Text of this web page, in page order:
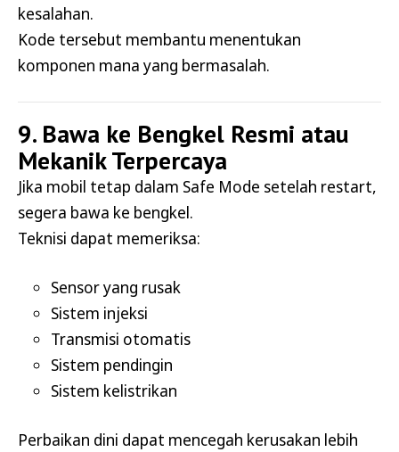
kesalahan.
Kode tersebut membantu menentukan
komponen mana yang bermasalah.
9. Bawa ke Bengkel Resmi atau
Mekanik Terpercaya
Jika mobil tetap dalam Safe Mode setelah restart,
segera bawa ke bengkel.
Teknisi dapat memeriksa:
Sensor yang rusak
Sistem injeksi
Transmisi otomatis
Sistem pendingin
Sistem kelistrikan
Perbaikan dini dapat mencegah kerusakan lebih